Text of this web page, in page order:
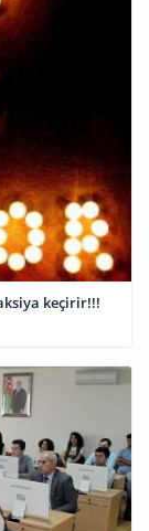
keçirir!!!